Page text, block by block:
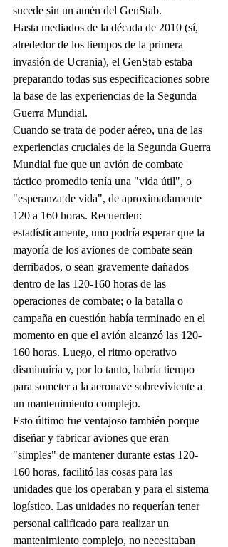
sucede sin un amén del GenStab.
Hasta mediados de la década de 2010 (sí,
alrededor de los tiempos de la primera
invasión de Ucrania), el GenStab estaba
preparando todas sus especificaciones sobre
la base de las experiencias de la Segunda
Guerra Mundial.
Cuando se trata de poder aéreo, una de las
experiencias cruciales de la Segunda Guerra
Mundial fue que un avión de combate
táctico promedio tenía una "vida útil", o
"esperanza de vida", de aproximadamente
120 a 160 horas. Recuerden:
estadísticamente, uno podría esperar que la
mayoría de los aviones de combate sean
derribados, o sean gravemente dañados
dentro de las 120-160 horas de las
operaciones de combate; o la batalla o
campaña en cuestión había terminado en el
momento en que el avión alcanzó las 120-
160 horas. Luego, el ritmo operativo
disminuiría y, por lo tanto, habría tiempo
para someter a la aeronave sobreviviente a
un mantenimiento complejo.
Esto último fue ventajoso también porque
diseñar y fabricar aviones que eran
"simples" de mantener durante estas 120-
160 horas, facilitó las cosas para las
unidades que los operaban y para el sistema
logístico. Las unidades no requerían tener
personal calificado para realizar un
mantenimiento complejo, no necesitaban